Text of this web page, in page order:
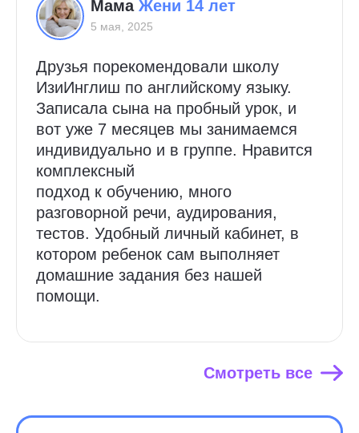
Смотреть все
Мама Жени 14 лет
5 мая, 2025
Друзья порекомендовали школу
ИзиИнглиш по английскому языку.
Записала сына на пробный урок, и
вот уже 7 месяцев мы занимаемся
индивидуально и в группе. Нравится
комплексный
подход к обучению, много
разговорной речи, аудирования,
тестов. Удобный личный кабинет, в
котором ребенок сам выполняет
домашние задания без нашей
помощи.